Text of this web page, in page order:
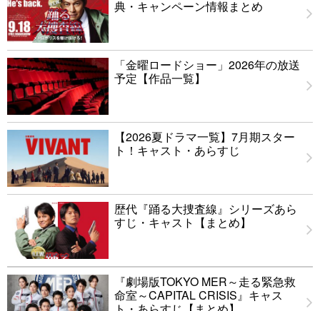
典・キャンペーン情報まとめ
「金曜ロードショー」2026年の放送
予定【作品一覧】
【2026夏ドラマ一覧】7月期スター
ト！キャスト・あらすじ
歴代『踊る大捜査線』シリーズあら
すじ・キャスト【まとめ】
『劇場版TOKYO MER～走る緊急救
命室～CAPITAL CRISIS』キャス